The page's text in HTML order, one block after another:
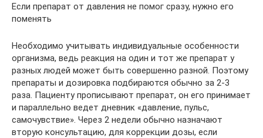
Если препарат от давления не помог сразу, нужно его
поменять
Необходимо учитывать индивидуальные особенности
организма, ведь реакция на один и тот же препарат у
разных людей может быть совершенно разной. Поэтому
препараты и дозировка подбираются обычно за 2-3
раза. Пациенту прописывают препарат, он его принимает
и параллельно ведет дневник «давление, пульс,
самочувствие». Через 2 недели обычно назначают
вторую консультацию, для коррекции дозы, если